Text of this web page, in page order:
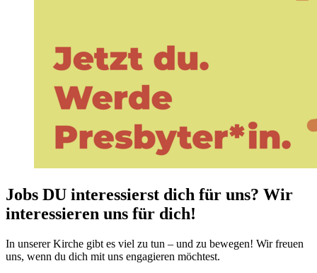
Jobs DU interessierst dich für uns? Wir
interessieren uns für dich!
In unserer Kirche gibt es viel zu tun – und zu bewegen! Wir freuen
uns, wenn du dich mit uns engagieren möchtest.